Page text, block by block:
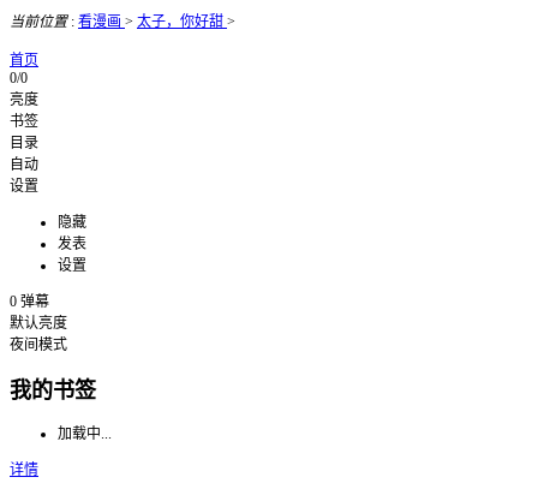
当前位置: 看漫画 > 太子，你好甜 >
首页
0/0
亮度
书签
目录
自动
设置
隐藏
发表
设置
0 弹幕
默认亮度
夜间模式
我的书签
加载中...
详情